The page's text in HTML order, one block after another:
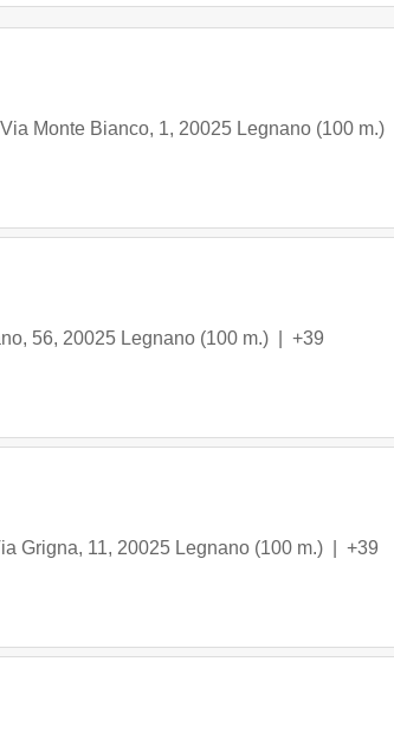
Via Monte Bianco, 1, 20025 Legnano (100 m.)
56, 20025 Legnano (100 m.) | +39
Grigna, 11, 20025 Legnano (100 m.) | +39